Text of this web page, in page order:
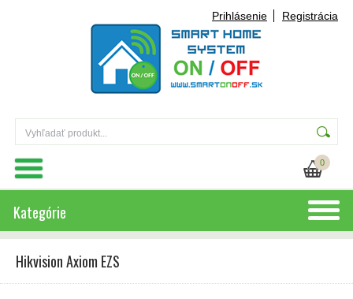
Prihlásenie Registrácia
0
Kategórie
Hikvision Axiom EZS